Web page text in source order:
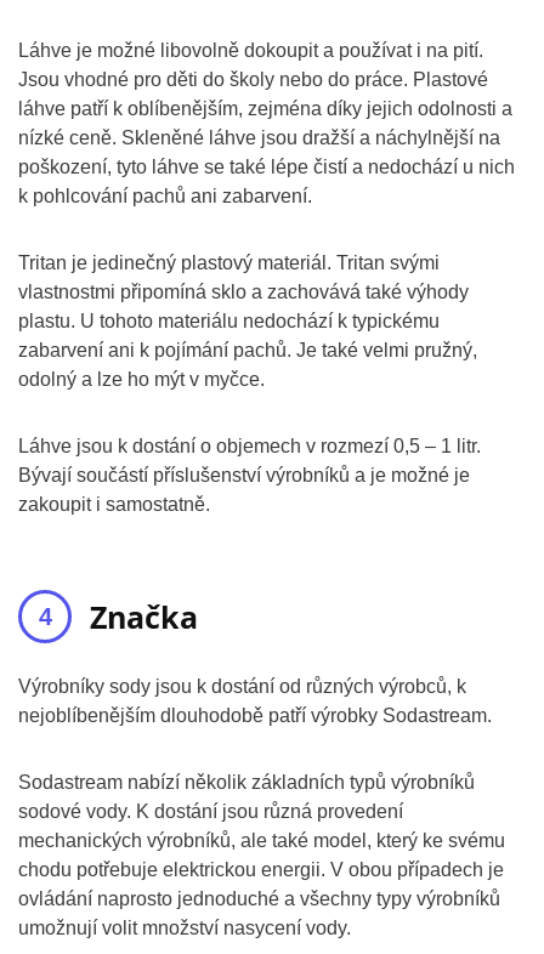
Láhve je možné libovolně dokoupit a používat i na pití.
Jsou vhodné pro děti do školy nebo do práce. Plastové
láhve patří k oblíbenějším, zejména díky jejich odolnosti a
nízké ceně. Skleněné láhve jsou dražší a náchylnější na
poškození, tyto láhve se také lépe čistí a nedochází u nich
k pohlcování pachů ani zabarvení.
Tritan je jedinečný plastový materiál. Tritan svými
vlastnostmi připomíná sklo a zachovává také výhody
plastu. U tohoto materiálu nedochází k typickému
zabarvení ani k pojímání pachů. Je také velmi pružný,
odolný a lze ho mýt v myčce.
Láhve jsou k dostání o objemech v rozmezí 0,5 – 1 litr.
Bývají součástí příslušenství výrobníků a je možné je
zakoupit i samostatně.
Značka
Výrobníky sody jsou k dostání od různých výrobců, k
nejoblíbenějším dlouhodobě patří výrobky Sodastream.
Sodastream nabízí několik základních typů výrobníků
sodové vody. K dostání jsou různá provedení
mechanických výrobníků, ale také model, který ke svému
chodu potřebuje elektrickou energii. V obou případech je
ovládání naprosto jednoduché a všechny typy výrobníků
umožnují volit množství nasycení vody.